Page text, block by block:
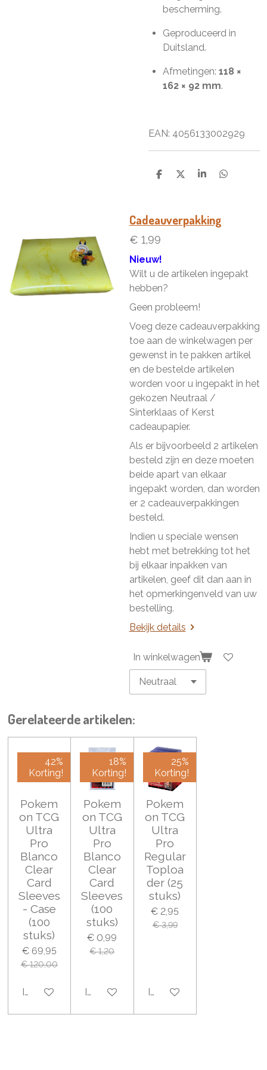
bescherming.
Geproduceerd in
Duitsland.
Afmetingen: 118 ×
162 × 92 mm.
EAN: 4056133002929
D
D
S
e
D
Cadeauverpakking
€ 1,99
Nieuw!
Wilt u de artikelen ingepakt
hebben?
Geen probleem!
Voeg deze cadeauverpakking
toe aan de winkelwagen per
gewenst in te pakken artikel
en de bestelde artikelen
worden voor u ingepakt in het
gekozen Neutraal /
Sinterklaas of Kerst
cadeaupapier.
Als er bijvoorbeeld 2 artikelen
besteld zijn en deze moeten
beide apart van elkaar
ingepakt worden, dan worden
er 2 cadeauverpakkingen
besteld.
Indien u speciale wensen
hebt met betrekking tot het
bij elkaar inpakken van
artikelen, geef dit dan aan in
het opmerkingenveld van uw
bestelling.
Bekijk details
In winkelwagen
Gerelateerde artikelen:
42%
Korting!
Pokem
on TCG
Ultra
Pro
Blanco
Clear
Card
Sleeves
- Case
(100
stuks)
€ 69,95
€ 120,00
In winkelwagen
18%
Korting!
Pokem
on TCG
Ultra
Pro
Blanco
Clear
Card
Sleeves
(100
stuks)
€ 0,99
€ 1,20
In winkelwagen
25%
Korting!
Pokem
on TCG
Ultra
Pro
Regular
Toploa
der (25
stuks)
€ 2,95
€ 3,99
In winkelwagen